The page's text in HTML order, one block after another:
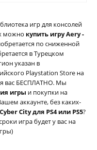
игр для консолей
можно купить игру Aery -
по сниженной
в Турецком
указан в
Playstation Store на
вас БЕСПЛАТНО. Мы
игры и покупки на
аккаунте, без каких-
City для PS4 или PS5?
игра будет у вас на